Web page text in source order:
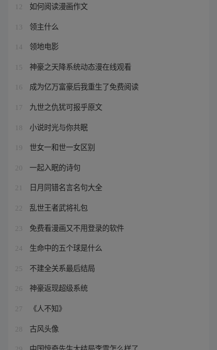
12 如何阅读漫画作文
13 领主什么
14 领地电影
15 神豪之天降系统动态漫在线观看
16 成为亿万富豪后我重生了免费阅读
17 九世之仇犹可报乎原文
18 小说时光与你共眠
19 世女一和世一女区别
20 一起入眠的诗句
21 日月同错名言名句大全
22 乱世王者武将礼包
23 免费看漫画又不用登录的软件
24 生命中的五个球是什么
25 不建全关系最后结局
26 神豪返现超级系统
27 《人不知》
28 古风头像